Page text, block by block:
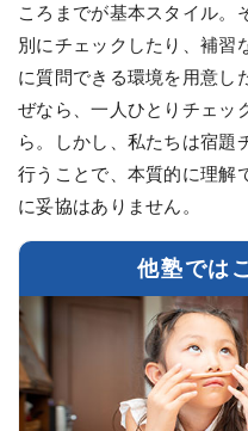
ころまでが基本スタイル。
別にチェックしたり、補習
に質問できる環境を用意し
ぜなら、一人ひとりチェッ
ら。しかし、私たちは宿題
行うことで、本質的に理解
に妥協はありません。
他塾では